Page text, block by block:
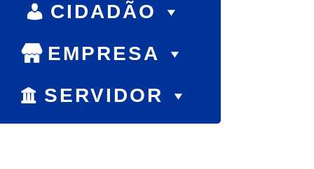
CIDADÃO
EMPRESA
SERVIDOR